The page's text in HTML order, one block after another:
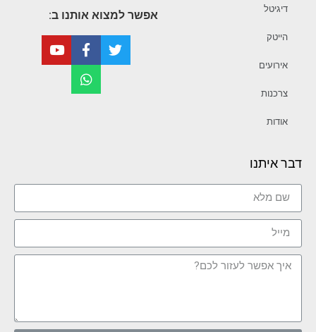
דיגיטל
הייטק
אירועים
צרכנות
אודות
אפשר למצוא אותנו ב:
דבר איתנו